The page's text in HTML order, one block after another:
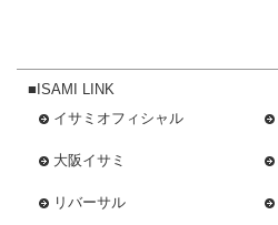
■ISAMI LINK
イサミオフィシャル
大阪イサミ
リバーサル